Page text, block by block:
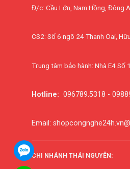
Đ/c: Cầu Lớn, Nam Hồng, Đông
CS2: Số 6 ngõ 24 Thanh Oai,
Trung tâm bảo hành: Nhà E4 Số
Hotline: 096789.5318 -
Email:
CHI NHÁNH THÁI NGUYÊN: